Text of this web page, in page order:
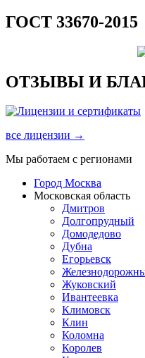
ГОСТ 33670-2015
ОТЗЫВЫ И
все лицензии →
Мы работаем с регионами
Город Москва
Московская область
Дмитров
Долгопрудный
Домодедово
Дубна
Егорьевск
Жуковский
Ивантеевка
Климовск
Клин
Коломна
Королев